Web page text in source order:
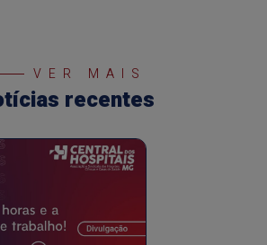
VER MAIS
recentes